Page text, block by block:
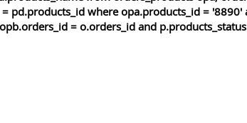
pd.products_id where opa.products_id =
= o.orders_id and